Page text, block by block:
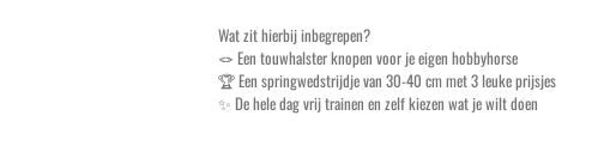
Wat zit hierbij inbegrepen?
🪢 Een touwhalster knopen voor je eigen hobbyhorse
🏆 Een springwedstrijdje van 30-40 cm met 3 leuke prijsjes
✨ De hele dag vrij trainen en zelf kiezen wat je wilt doen